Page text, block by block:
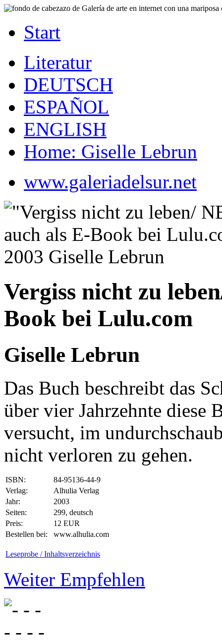
Start
Literatur
DEUTSCH
ESPAÑOL
ENGLISH
Home: Giselle Lebrun
www.galeriadelsur.net
Vergiss nicht zu
Book bei Lulu.com
Giselle Lebrun
Das Buch beschreibt das
über vier Jahrzehnte diese
versucht, im
nicht verloren zu gehen.
ISBN:
84-95136-44-9
Verlag:
Alhulia Verlag
Jahr:
2003
Seiten:
299, deutsch
Preis:
12 EUR
Bestellen bei:
www.alhulia.com
Leseprobe / Inhaltsverzeichnis
Weiter Empfehlen